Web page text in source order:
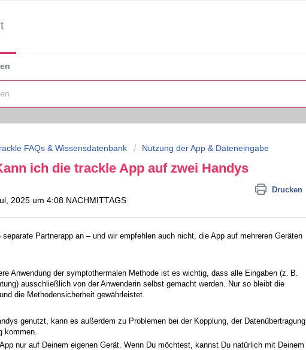
FAQs & Wissensdatenbank Nutzung der App & Dateneingabe
ich die trackle App auf zwei Handys
Drucken
2025 um 4:08 NACHMITTAGS
Partnerapp an – und wir empfehlen auch nicht, die App auf mehreren Geräten
Anwendung der symptothermalen Methode ist es wichtig, dass alle Eingaben (z. B.
ausschließlich von der Anwenderin selbst gemacht werden. Nur so bleibt die
die Methodensicherheit gewährleistet.
genutzt, kann es außerdem zu Problemen bei der Kopplung, der Datenübertragung
kommen.
nur auf Deinem eigenen Gerät. Wenn Du möchtest, kannst Du natürlich mit Deinem